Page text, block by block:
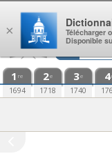
Aller au contenu
1 re
1694
2e
1718
3e
1740
4
×
Télécharger
Disponible